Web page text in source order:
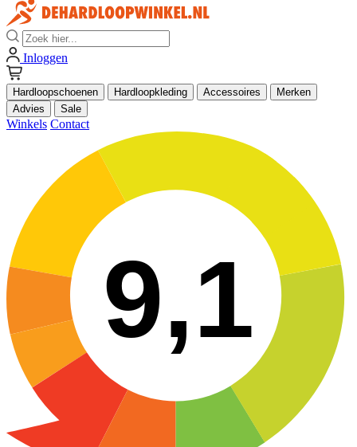
Zoek
Inloggen
Hardloopschoenen Hardloopkleding Accessoires
Merken
Advies
Sale
Winkels Contact
9,1